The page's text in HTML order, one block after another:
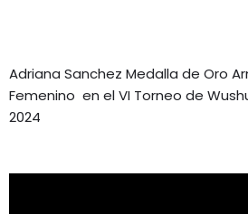
Adriana Sanchez Medalla de Oro
Femenino en el VI Torneo de
2024